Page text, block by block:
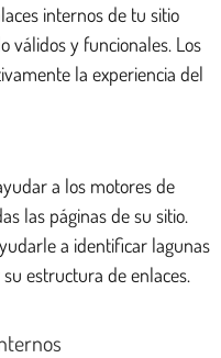
internos de tu sitio
válidos y funcionales. Los
la experiencia del
a los motores de
las páginas de su sitio.
a identificar lagunas
estructura de enlaces.